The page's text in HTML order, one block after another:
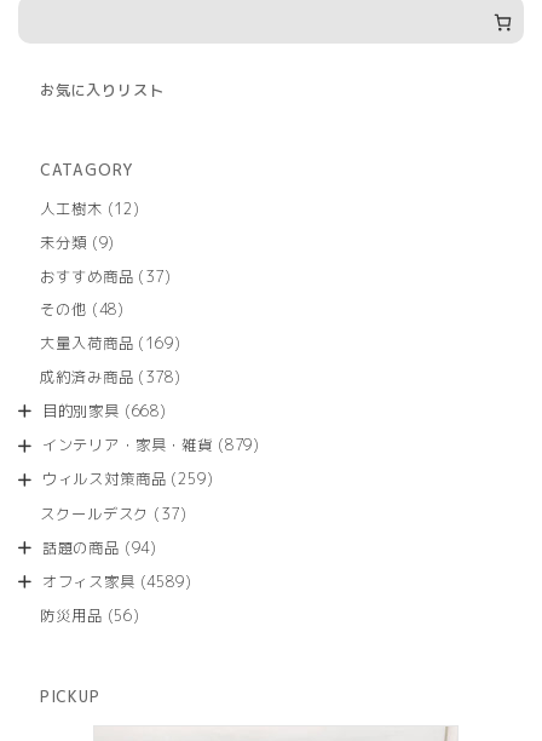
お気に入りリスト
CATAGORY
人工樹木
1212
商
未分類 99
の
商
おすすめ商品 3737
商
その他 4848
の
商
大量入荷商品 169169
の
成約済み商品 378378
商
目的別家具 668668
の
商
インテリア・家具・雑貨 879879
ウィルス対策商品 259259
スクールデスク 3737
商
話題の商品 9494
の
オフィス家具 45894589
防災用品 5656
PICKUP